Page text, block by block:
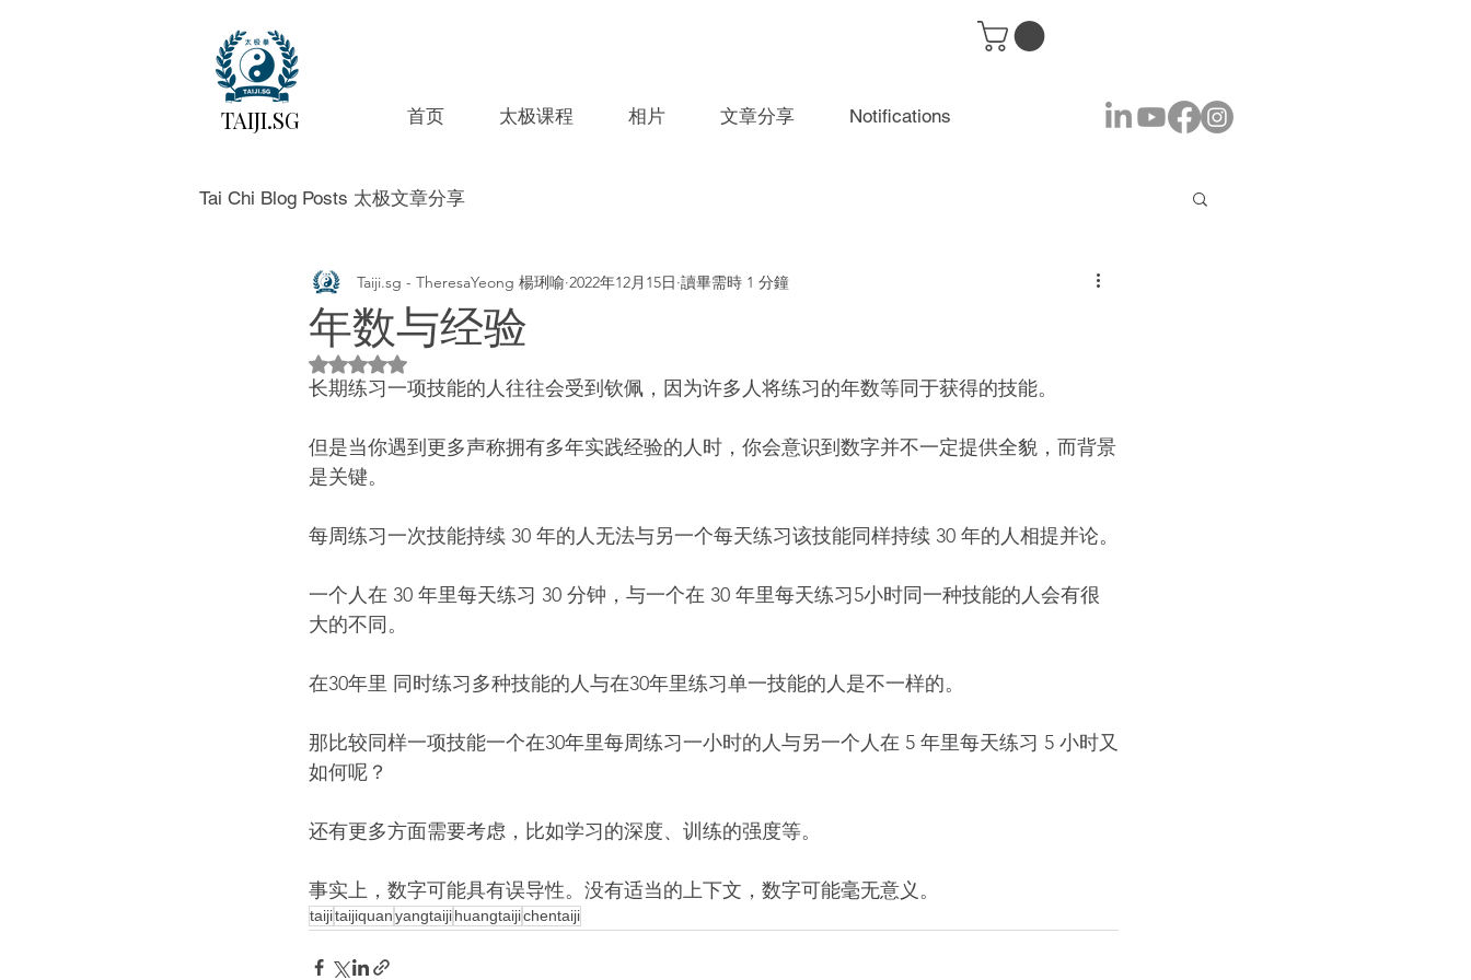
TAIJI.SG 首页 太极课程 相片 文章分享 Notifications
Tai Chi Blog Posts 太极文章分享
年数与经验
Taiji.sg - TheresaYeong 楊琍喻 2022年12月15日 讀畢需時 1 分鐘
評等為 NaN（最高為 5 顆星）。
长期练习一项技能的人往往会受到钦佩，因为许多人将练习的年数等同于获得的技能。
但是当你遇到更多声称拥有多年实践经验的人时，你会意识到数字并不一定提供全貌，而背景
是关键。
每周练习一次技能持续 30 年的人无法与另一个每天练习该技能同样持续 30 年的人相提并论。
一个人在 30 年里每天练习 30 分钟，与一个在 30 年里每天练习5小时同一种技能的人会有很
大的不同。
在30年里 同时练习多种技能的人与在30年里练习单一技能的人是不一样的。
那比较同样一项技能一个在30年里每周练习一小时的人与另一个人在 5 年里每天练习 5 小时又
如何呢？
还有更多方面需要考虑，比如学习的深度、训练的强度等。
事实上，数字可能具有误导性。没有适当的上下文，数字可能毫无意义。
taijitaijiquanyangtaijihuangtaijichentaiji